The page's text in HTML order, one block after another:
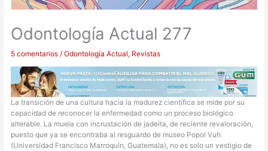
Odontología Actual 277
5 comentarios /Odontología Actual, Revistas
La transición de una cultura hacia la madurez científica se mide por su
capacidad de reconocer la enfermedad como un proceso biológico
alterable. La muela con incrustación de jadeíta, de reciente revaloración,
puesto que ya se encontraba al resguardo de museo Popol Vuh
(Universidad Francisco Marroquín, Guatemala), no es solo un vestigio de